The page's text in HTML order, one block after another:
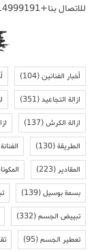
للاتصال بنا+212614999191
أخبار الفنانين(104)
ازالة التجاعيد(351)
ازالة الكرش(137)
الطريقة(130)
المقادير(223)
بسمة بوسيل(139)
تبييض الجسم(332)
تعطير الجسم(95)